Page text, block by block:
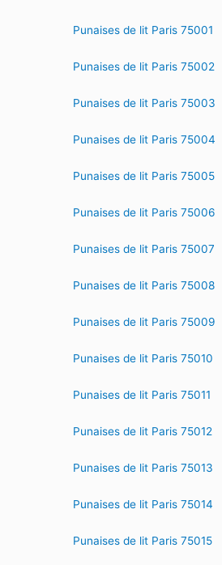
Punaises de lit Paris 75001
Punaises de lit Paris 75002
Punaises de lit Paris 75003
Punaises de lit Paris 75004
Punaises de lit Paris 75005
Punaises de lit Paris 75006
Punaises de lit Paris 75007
Punaises de lit Paris 75008
Punaises de lit Paris 75009
Punaises de lit Paris 75010
Punaises de lit Paris 75011
Punaises de lit Paris 75012
Punaises de lit Paris 75013
Punaises de lit Paris 75014
Punaises de lit Paris 75015